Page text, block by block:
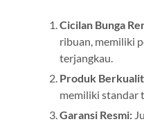
Cicilan Bunga
ribuan, memiliki
terjangkau.
Produk
memiliki standar
Garansi Resmi: